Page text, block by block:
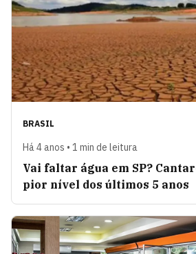
BRASIL
Há 4 anos • 1 min de leitura
Vai faltar água em SP?
pior nível dos últimos 5 anos